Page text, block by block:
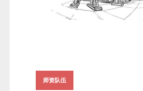
师资队伍